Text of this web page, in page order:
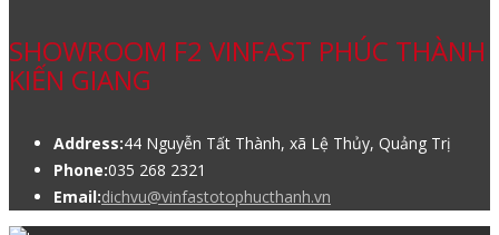
SHOWROOM F2 VINFAST PHÚC THÀNH
KIẾN GIANG
Address:44 Nguyễn Tất Thành, xã Lệ Thủy, Quảng Trị
Phone:035 268 2321
Email:dichvu@vinfastotophucthanh.vn